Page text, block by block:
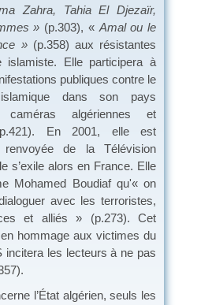
Zahra, Tahia El Djezaïr,
» (p.303), « Amal ou le
» (p.358) aux résistantes
islamiste. Elle participera à
publiques contre le
dans son pays
algériennes et
En 2001, elle est
renvoyée de la Télévision
s’exile alors en France. Elle
Mohamed Boudiaf qu'« on
avec les terroristes,
et alliés » (p.273). Cet
hommage aux victimes du
incitera les lecteurs à ne pas
l’État algérien, seuls les